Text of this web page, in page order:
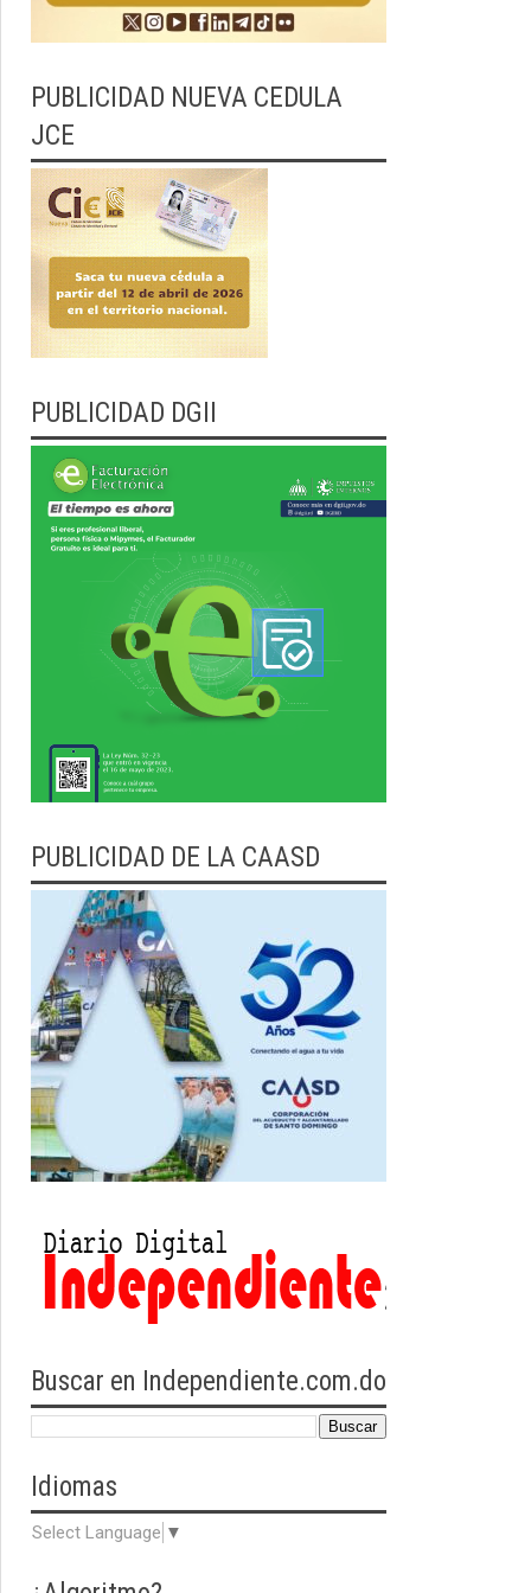
PUBLICIDAD NUEVA CEDULA
JCE
PUBLICIDAD DGII
PUBLICIDAD DE LA CAASD
Buscar en Independiente.com.do
Idiomas
Select Language ▼